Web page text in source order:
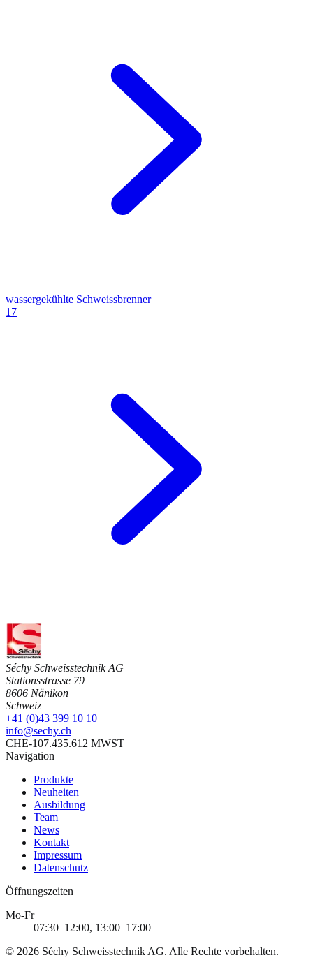
wassergekühlte Schweissbrenner
17
Séchy Schweisstechnik AG
Stationsstrasse 79
8606 Nänikon
Schweiz
+41 (0)43 399 10 10
info@sechy.ch
CHE-107.435.612 MWST
Navigation
Produkte
Neuheiten
Ausbildung
Team
News
Kontakt
Impressum
Datenschutz
Öffnungszeiten
Mo-Fr
07:30–12:00, 13:00–17:00
© 2026 Séchy Schweisstechnik AG. Alle Rechte vorbehalten.